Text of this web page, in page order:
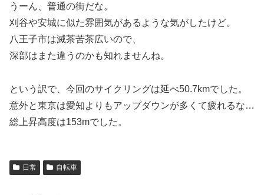
うーん、普通の街だな。
刈谷や安城に似た雰囲気があるような気がしたけど。
八王子市は滅茶苦茶広いので、
深部はまた違うのかも知れませんね。
という訳で、今回のサイクリングは延べ50.7kmでした。
意外と東京は愛知よりもアップダウンが多くて疲れるな…
総上昇高度は153mでした。
日常 自転車